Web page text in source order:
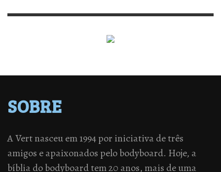
SOBRE
A Vert nasceu em 1994 por iniciativa de três
amigos e apaixonados pelo bodyboard. Hoje, a
bíblia do bodyboard tem 20 anos, mais de uma